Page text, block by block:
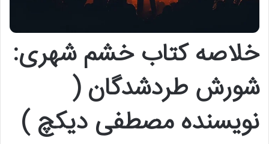
خلاصه کتاب خشم شهری:
شورش طردشدگان (
نویسنده مصطفی دیکچ )